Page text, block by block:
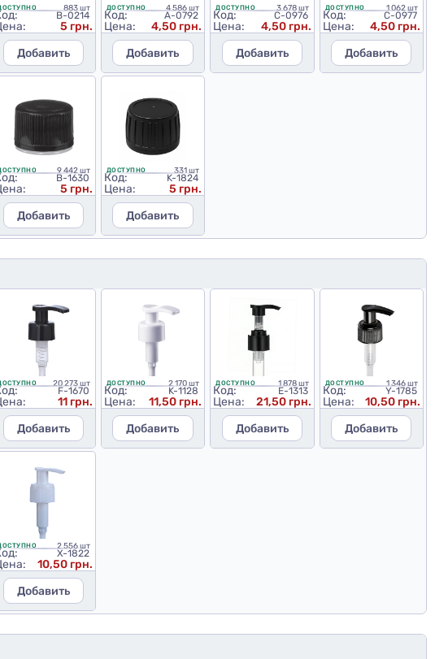
883 шт
B-0214
5 грн.
Добавить
ДОСТУПНО 4 586 шт
Код: A-0792
Цена:
4,50 грн.
Добавить
ДОСТУПНО 3 678 шт
Код: C-0976
Цена:
4,50 грн.
Добавить
ДОСТУПНО 1 062 шт
Код: C-0977
Цена:
4,50 грн.
Добавить
9 442 шт
B-1630
5 грн.
Добавить
ДОСТУПНО 331 шт
Код: K-1824
Цена:
5 грн.
Добавить
20 273 шт
F-1670
11 грн.
Добавить
ДОСТУПНО 2 170 шт
Код: K-1128
Цена:
11,50 грн.
Добавить
ДОСТУПНО 1 878 шт
Код: E-1313
Цена:
21,50 грн.
Добавить
ДОСТУПНО 1 346 шт
Код: Y-1785
Цена:
10,50 грн.
Добавить
2 556 шт
X-1822
10,50 грн.
Добавить